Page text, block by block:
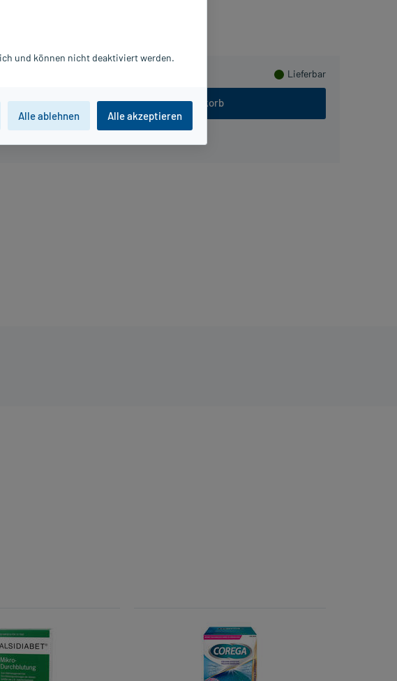
Lieferbar
In den Warenkorb
und können nicht deaktiviert werden.
Alle ablehnen Alle akzeptieren